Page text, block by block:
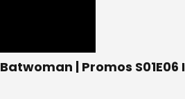
Batwoman | Promos